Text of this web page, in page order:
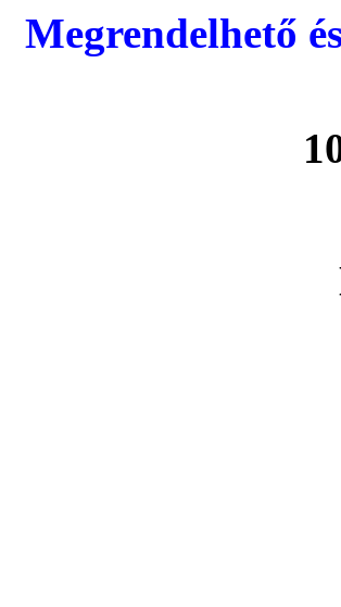
Megrendelhető